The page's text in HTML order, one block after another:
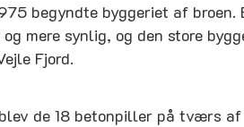
begyndte byggeriet af
og mere synlig, og den store
Fjord.
de 18 betonpiller på tværs